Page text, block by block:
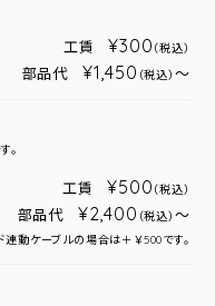
工賃 ¥300 （税込）
部品代 ¥1,450 （税込） ～
。
工賃 ¥500 （税込）
部品代 ¥2,400 （税込） ～
連動ケーブルの場合は＋￥500です。